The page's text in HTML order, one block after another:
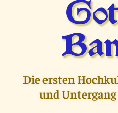
Die ersten
und